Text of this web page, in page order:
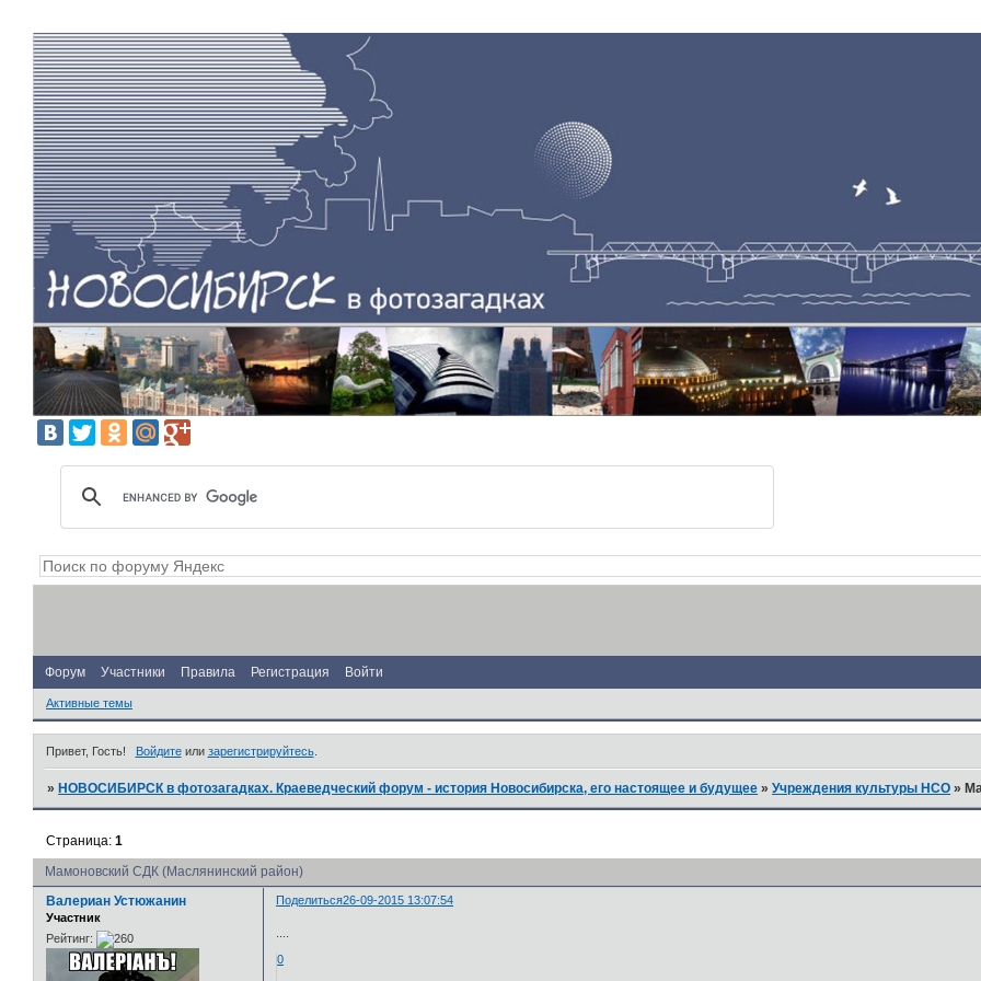
Форум Участники Правила Регистрация Войти
Активные темы
Привет, Гость! Войдитеили зарегистрируйтесь.
»НОВОСИБИРСК в фотозагадках. Краеведческий форум - история Новосибирска, его настоящее и будущее »Учреждения культуры НСО »
Мамоновский СДК (Маслянинский район)
Страница:1
Поделиться26-09-2015 13:07:54
Валериан Устюжанин
Участник
Рейтинг:
0